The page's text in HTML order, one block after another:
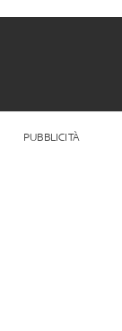
PUBBLICITÀ